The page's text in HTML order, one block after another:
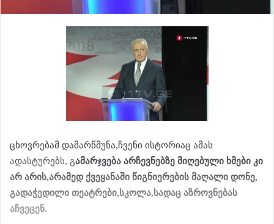
ცხოვრებამ დამარწმუნა,ჩვენი ისტორიაც ამას
ადასტურებს, გამარჯვება არჩევნებზე მიღებული ხმები კი
არ არის,არამედ ქვეყანაში წიგნიერების მაღალი დონე,
გადაჭედილი თეატრები,სკოლა,სადაც აზროვნებას
აჩვეცენ.